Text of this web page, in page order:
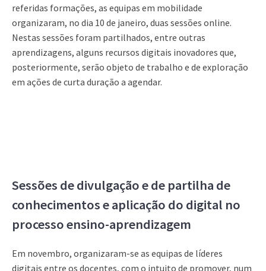
referidas formações, as equipas em mobilidade
organizaram, no dia 10 de janeiro, duas sessões online.
Nestas sessões foram partilhados, entre outras
aprendizagens, alguns recursos digitais inovadores que,
posteriormente, serão objeto de trabalho e de exploração
em ações de curta duração a agendar.
Sessões de divulgação e de partilha de
conhecimentos e aplicação do digital no
processo ensino-aprendizagem
Em novembro, organizaram-se as equipas de líderes
digitais entre os docentes, com o intuito de promover, num